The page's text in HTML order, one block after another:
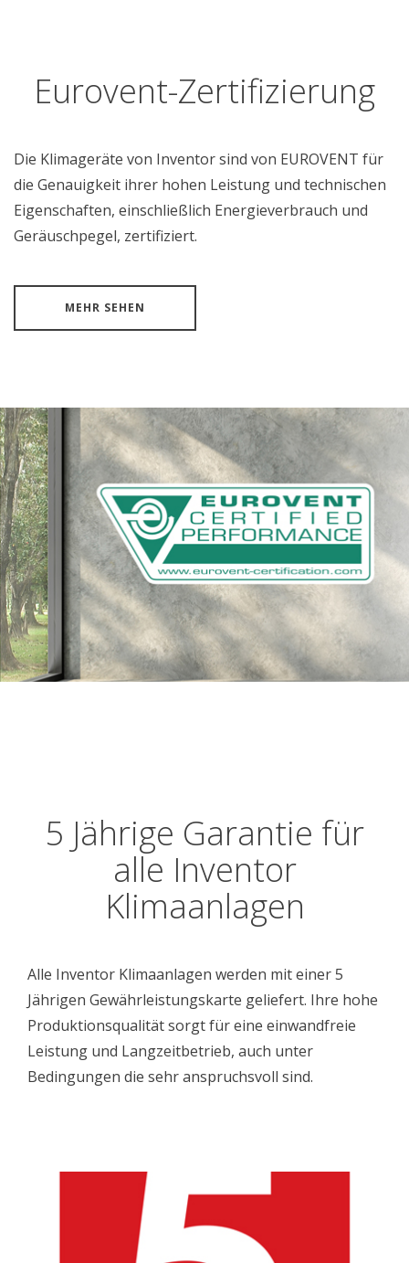
Eurovent-Zertifizierung
Die Klimageräte von Inventor sind von EUROVENT für
die Genauigkeit ihrer hohen Leistung und technischen
Eigenschaften, einschließlich Energieverbrauch und
Geräuschpegel, zertifiziert.
MEHR SEHEN
5 Jährige Garantie für
alle Inventor
Klimaanlagen
Alle Inventor Klimaanlagen werden mit einer 5
Jährigen Gewährleistungskarte geliefert. Ihre hohe
Produktionsqualität sorgt für eine einwandfreie
Leistung und Langzeitbetrieb, auch unter
Bedingungen die sehr anspruchsvoll sind.